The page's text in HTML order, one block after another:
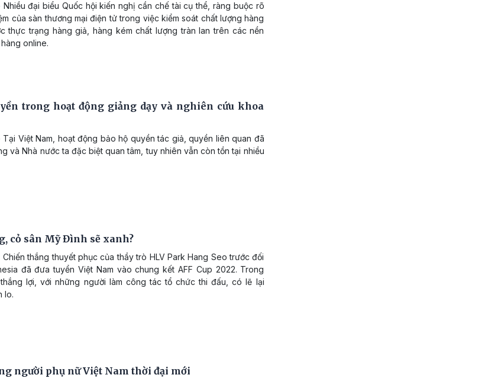
Nhiều đại biểu Quốc hội kiến nghị cần chế tài cụ thể, ràng buộc rõ
của sàn thương mại điện tử trong việc kiểm soát chất lượng hàng
thực trạng hàng giả, hàng kém chất lượng tràn lan trên các nền
online.
trong hoạt động giảng dạy và nghiên cứu khoa
Tại Việt Nam, hoạt động bảo hộ quyền tác giả, quyền liên quan đã
và Nhà nước ta đặc biệt quan tâm, tuy nhiên vẫn còn tồn tại nhiều
cỏ sân Mỹ Đình sẽ xanh?
Chiến thắng thuyết phục của thầy trò HLV Park Hang Seo trước đối
đã đưa tuyển Việt Nam vào chung kết AFF Cup 2022. Trong
lợi, với những người làm công tác tổ chức thi đấu, có lẽ lại
lo.
người phụ nữ Việt Nam thời đại mới